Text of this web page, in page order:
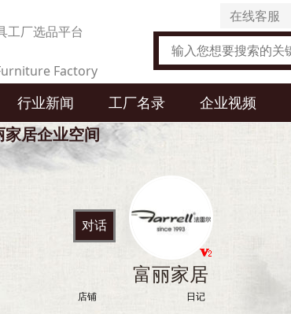
工厂选品平台
Factory
Selection Platform
在线客服
行业新闻 工厂名录 企业视频
家居企业空间
对话
富丽家居
店铺 日记